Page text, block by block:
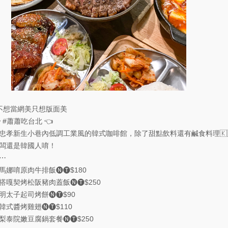
想當網美只想版面美
#蕭蕭吃台北 👈
孝新生小巷內低調工業風的韓式咖啡館，除了甜點飲料還有鹹食料理
還是韓國人唷！
娜唷原肉牛排飯🅝🅣$180
嘎契烤松阪豬肉蓋飯🅝🅣$250
太子起司烤餅🅝🅣$90
式醬烤雞翅🅝🅣$110
泰院嫩豆腐鍋套餐🅝🅣$250